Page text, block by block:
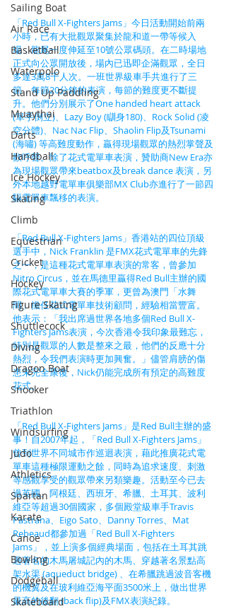
Sailing Boat
Air Race
Basketball
Waterpolo
Stand Up Paddling
Muaythai
Darts
Handball
Ice Hockey
Skating
Climb
Equestrian
Cricket
Hockey
Figure Skating
Shuttlecock
Diving
Dragon Boat
Snooker
Triathlon
Windsurfing
Judo
Athletics
Spartan
Karate
Canoe
Bowling
Dodgeball
Skateboard
「Red Bull X-Fighters Jams」今日活動開始前兩
小時，已有大批觀眾聚集於龍和道一帶等候入
場，龍尾一度伸延至10號公眾碼頭。在二時場地
正式向公眾開放後，場內已迅即企滿觀眾，全日
多達3萬8千人次。一班世界級車手共進行了三
節，每節20分鐘的表演，每節的難度更不斷提
升。他們分別展示了One handed heart attack
(單手倒立)、Lazy Boy (瞓身180)、Rock Solid (凌
空分體)、Nac Nac Flip、Shaolin Flip及Tsunami
(海嘯) 等高難度動作，贏得現場觀眾的熱烈掌聲及
歡呼聲。除了花式電單車表演，贊助商New Era亦
為現場觀眾帶來beatbox及break dance 表演，另
外本地越野電單車俱樂部MX Club亦進行了一節四
驅電單車飄移的表演。
「Red Bull X-Fighters Jams」香港站的四位頂級
選手中，Nick Franklin 是FMX花式電單車的先鋒
之一，是這種花式電單車表演的常客，曾參加
Nitro Circus，並在馬德里贏得Red Bull主辦的國
際花式電單車大賽的季軍，更曾為澳門「水舞
間」擔任花式電單車技術顧問，經驗相當豐富。
他表示：「我出席過世界各地多個Red Bull X-
Fighters Jams表演，今次香港令我印象最難忘，
特別是觀眾的人數是整來之最，他們的反應十分
熱烈，令我們表演時更加興奮。」儘管肩膀的傷
患未完全康復，Nick仍能完成所有預定的高難度
花式。
「Red Bull X-Fighters Jams」是Red Bull主辦的盛
事！自2007年起，「Red Bull X-Fighters Jams」
曾到世界不同城市作巡迴表演，藉此推廣花式電
單車這種極限運動之餘，同時為追求速度、刺激
等感觀享受的觀眾帶來另類樂趣。活動至今已去
過英國、阿根廷、西班牙、希臘、土耳其、波利
維亞等超過30個國家，多個殿堂級車手Travis
Pastrana、Eigo Sato、Danny Torres、Mat
Rebeaud都參加過「Red Bull X-Fighters
Jams」，並上演多個經典場面，包括在土耳其跳
過著名的木馬屠城記內的木馬、穿越著名景點高
架水渠 (aqueduct bridge) 、在希臘跳過波音客機
的機翼及在玻利維亞海平面3500米上，做出世界
最高的後翻 (back flip)及FMX表演紀錄。